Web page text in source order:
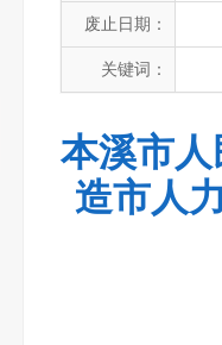
废止日期：
关键词：
本溪市
造市人